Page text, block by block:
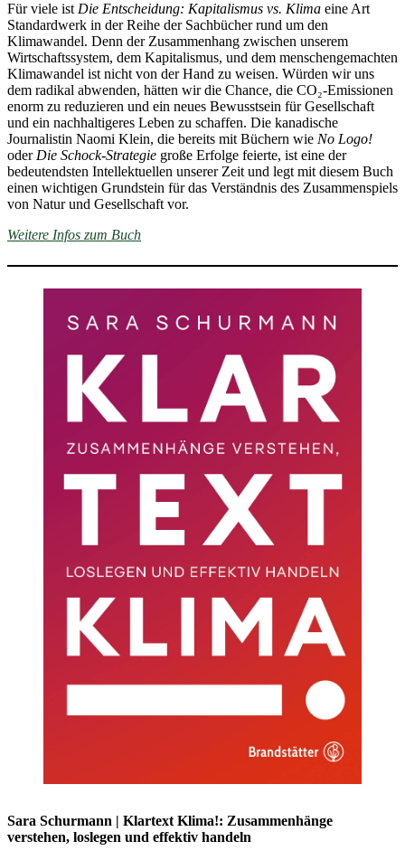
Für viele istDie Entscheidung: Kapitalismus vs. Klima eine Art
Standardwerk in der Reihe der Sachbücher rund um den
Klimawandel. Denn der Zusammenhang zwischen unserem
Wirtschaftssystem, dem Kapitalismus, und dem menschengemachten
Klimawandel ist nicht von der Hand zu weisen. Würden wir uns
dem radikal abwenden, hätten wir die Chance, die CO₂-Emissionen
enorm zu reduzieren und ein neues Bewusstsein für Gesellschaft
und ein nachhaltigeres Leben zu schaffen. Die kanadische
Journalistin Naomi Klein, die bereits mit Büchern wie No Logo!
oderDie Schock-Strategie große Erfolge feierte, ist eine der
bedeutendsten Intellektuellen unserer Zeit und legt mit diesem Buch
einen wichtigen Grundstein für das Verständnis des Zusammenspiels
von Natur und Gesellschaft vor.
Weitere Infos zum Buch
Sara Schurmann | Klartext Klima!: Zusammenhänge
verstehen, loslegen und effektiv handeln